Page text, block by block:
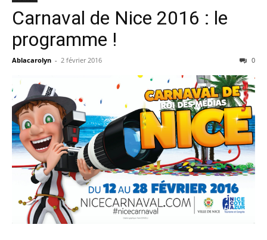
Carnaval de Nice 2016 : le
programme !
Ablacarolyn - 2 février 2016 0